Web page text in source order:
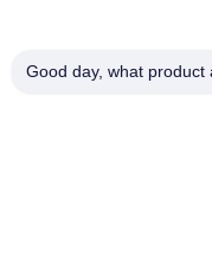
модули новыми
по ремонту или
Good day, what